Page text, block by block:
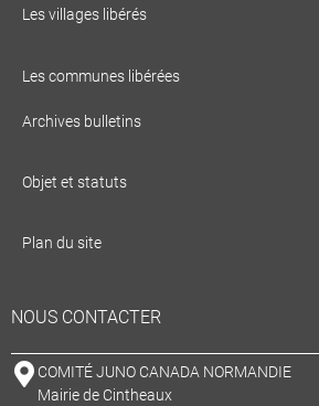
Les villages libérés
Les communes libérées
Archives bulletins
Objet et statuts
Plan du site
NOUS CONTACTER
COMITÉ JUNO CANADA NORMANDIE
Mairie de Cintheaux